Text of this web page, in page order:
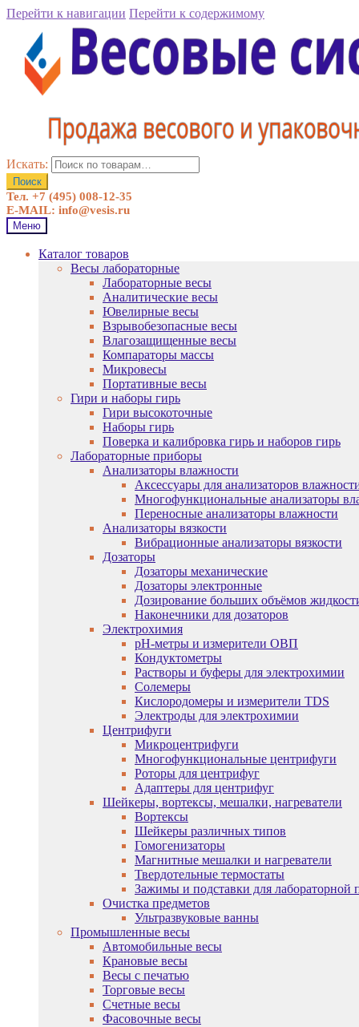
Перейти к навигации Перейти к содержимому
Искать:
Поиск
Тел. +7 (495) 008-12-35
E-MAIL: info@vesis.ru
Меню
Каталог товаров
Весы лабораторные
Лабораторные весы
Аналитические весы
Ювелирные весы
Взрывобезопасные весы
Влагозащищенные весы
Компараторы массы
Микровесы
Портативные весы
Гири и наборы гирь
Гири высокоточные
Наборы гирь
Поверка и калибровка гирь и наборов гирь
Лабораторные приборы
Анализаторы влажности
Аксессуары для анализаторов
Многофункциональные анализаторы
Переносные анализаторы влажности
Анализаторы вязкости
Вибрационные анализаторы вязкости
Дозаторы
Дозаторы механические
Дозаторы электронные
Дозирование больших объёмов
Наконечники для дозаторов
Электрохимия
pH-метры и измерители ОВП
Кондуктометры
Растворы и буферы для электрохимии
Солемеры
Кислородомеры и измерители TDS
Электроды для электрохимии
Центрифуги
Микроцентрифуги
Многофункциональные центрифуги
Роторы для центрифуг
Адаптеры для центрифуг
Шейкеры, вортексы, мешалки, нагреватели
Вортексы
Шейкеры различных типов
Гомогенизаторы
Магнитные мешалки и нагреватели
Твердотельные термостаты
Зажимы и подставки для лабораторной
Очистка предметов
Ультразвуковые ванны
Промышленные весы
Автомобильные весы
Крановые весы
Весы с печатью
Торговые весы
Счетные весы
Фасовочные весы